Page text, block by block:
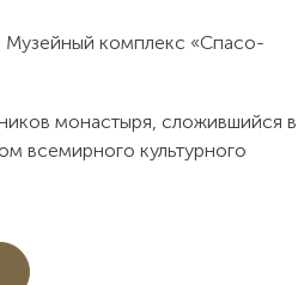
Музейный комплекс «Спасо-
монастыря, сложившийся в
всемирного культурного